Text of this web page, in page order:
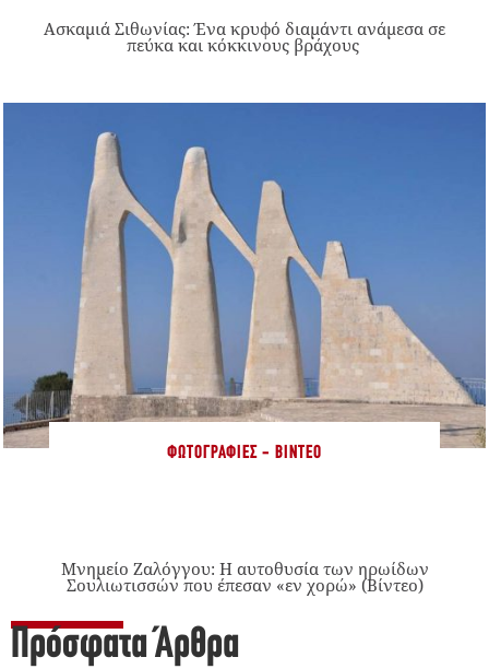
Ασκαμιά Σιθωνίας: Ένα κρυφό διαμάντι ανάμεσα σε
πεύκα και κόκκινους βράχους
ΦΩΤΟΓΡΑΦΊΕΣ - ΒΊΝΤΕΟ
Μνημείο Ζαλόγγου: Η αυτοθυσία των ηρωίδων
Σουλιωτισσών που έπεσαν «εν χορώ» (Βίντεο)
Πρόσφατα Άρθρα